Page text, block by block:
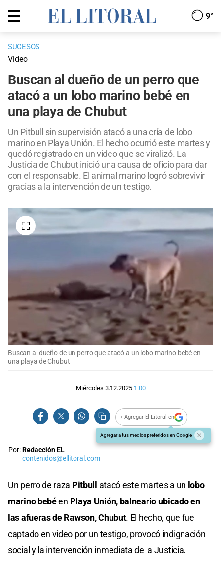
9°
SUCESOS
Video
Buscan al dueño de un perro que
atacó a un lobo marino bebé en
una playa de Chubut
Un Pitbull sin supervisión atacó a una cría de lobo
marino en Playa Unión. El hecho ocurrió este martes y
quedó registrado en un video que se viralizó. La
Justicia de Chubut inició una causa de oficio para dar
con el responsable. El animal marino logró sobrevivir
gracias a la intervención de un testigo.
Buscan al dueño de un perro que atacó a un lobo marino bebé en
una playa de Chubut
Miércoles 3.12.2025 1:00
+ Agregar El Litoral en
Agregar a tus medios preferidos en Google
Por:Redacción EL
contenidos@ellitoral.com
Un perro de raza Pitbull atacó este martes a un lobo
marino bebéen Playa Unión, balneario ubicado en
las afueras de Rawson,Chubut. El hecho, que fue
captado en video por un testigo, provocó indignación
social y la intervención inmediata de la Justicia.